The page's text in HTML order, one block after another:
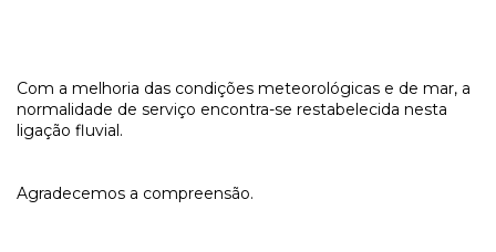
Com a melhoria das condições meteorológicas e de mar, a
normalidade de serviço encontra-se restabelecida nesta
ligação fluvial.
Agradecemos a compreensão.